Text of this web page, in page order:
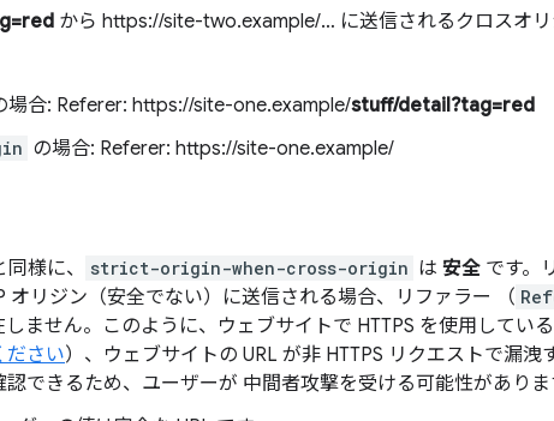
から https://site-two.example/… に送信されるクロスオ
場合: Referer: https://site-one.example/stuff/detail?tag=red
の場合: Referer: https://site-one.example/
同様に、 strict-origin-when-cross-origin は 安全 です。
オリジン（安全でない）に送信される場合、リファラー （
しません。このように、ウェブサイトで HTTPS を使用してい
ださい）、ウェブサイトの URL が非 HTTPS リクエストで漏洩
できるため、ユーザーが 中間者攻撃を受ける可能性がありま